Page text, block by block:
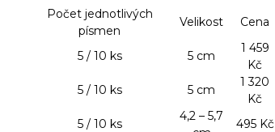
Počet jednotlivých
písmen
Velikost Cena
5 / 10 ks 5 cm
1 459
Kč
5 / 10 ks 5 cm
1 320
Kč
5 / 10 ks
4,2 – 5,7
495 Kč